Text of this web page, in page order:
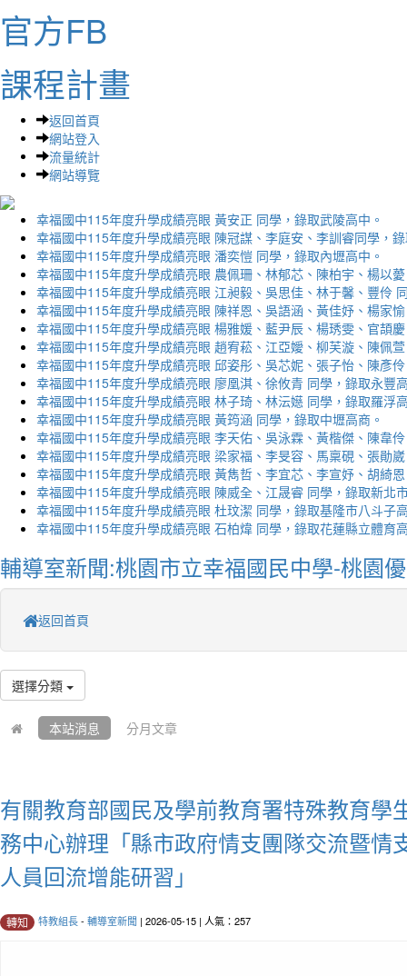
官方FB
課程計畫
返回首頁
網站登入
流量統計
網站導覽
幸福國中115年度升學成績亮眼 黃安正 同學，錄取武陵高中。
幸福國中115年度升學成績亮眼 陳冠謀、李庭安、李訓睿同學，
幸福國中115年度升學成績亮眼 潘奕愷 同學，錄取內壢高中。
幸福國中115年度升學成績亮眼 農佩珊、林郁芯、陳柏宇、楊以
幸福國中115年度升學成績亮眼 江昶毅、吳思佳、林于馨、豐伶
幸福國中115年度升學成績亮眼 陳祥恩、吳語涵、黃佳妤、楊家
幸福國中115年度升學成績亮眼 楊雅媛、藍尹辰、楊琇雯、官頡
幸福國中115年度升學成績亮眼 趙宥菘、江亞嬡、柳芙漩、陳佩
幸福國中115年度升學成績亮眼 邱姿彤、吳芯妮、張子怡、陳彥
幸福國中115年度升學成績亮眼 廖凰淇、徐攸青 同學，錄取永豐
幸福國中115年度升學成績亮眼 林子琦、林沄嬨 同學，錄取羅浮
幸福國中115年度升學成績亮眼 黃筠涵 同學，錄取中壢高商。
幸福國中115年度升學成績亮眼 李天佑、吳泳霖、黃楷傑、陳韋
幸福國中115年度升學成績亮眼 梁家福、李旻容、馬稟硯、張勛
幸福國中115年度升學成績亮眼 黃雋哲、李宜芯、李宣妤、胡綺
幸福國中115年度升學成績亮眼 陳威全、江晟睿 同學，錄取新北
幸福國中115年度升學成績亮眼 杜玟潔 同學，錄取基隆市八斗子
幸福國中115年度升學成績亮眼 石柏煒 同學，錄取花蓮縣立體育
輔導室新聞:桃園市立幸福國民中學-桃園
返回首頁
選擇分類
本站消息 分月文章
有關教育部國民及學前教育署特殊教育學
務中心辦理「縣市政府情支團隊交流暨情
人員回流增能研習」
轉知 特教組長- 輔導室新聞 | 2026-05-15 | 人氣：257